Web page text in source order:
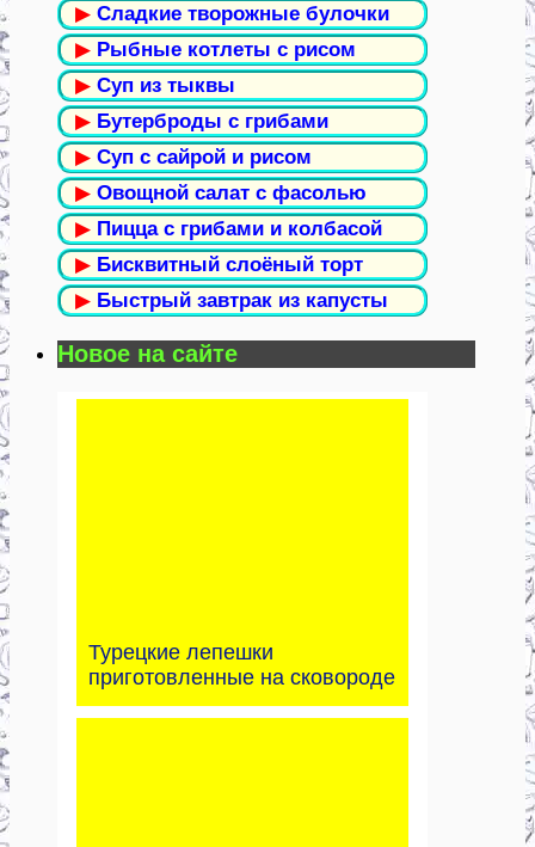
▶ Сладкие творожные булочки
▶ Рыбные котлеты с рисом
▶ Суп из тыквы
▶ Бутерброды с грибами
▶ Суп с сайрой и рисом
▶ Овощной салат с фасолью
▶ Пицца с грибами и колбасой
▶ Бисквитный слоёный торт
▶ Быстрый завтрак из капусты
Новое на сайте
Турецкие лепешки
приготовленные на сковороде